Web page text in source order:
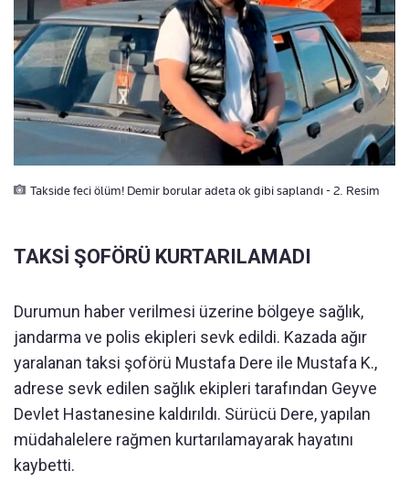
Takside feci ölüm! Demir borular adeta ok gibi saplandı - 2. Resim
TAKSİ ŞOFÖRÜ KURTARILAMADI
Durumun haber verilmesi üzerine bölgeye sağlık,
jandarma ve polis ekipleri sevk edildi. Kazada ağır
yaralanan taksi şoförü Mustafa Dere ile Mustafa K.,
adrese sevk edilen sağlık ekipleri tarafından Geyve
Devlet Hastanesine kaldırıldı. Sürücü Dere, yapılan
müdahalelere rağmen kurtarılamayarak hayatını
kaybetti.